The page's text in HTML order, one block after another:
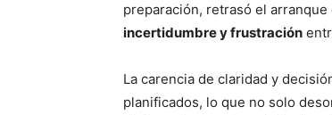
preparación, retrasó el
incertidumbre y frustración
La carencia de claridad y
planificados, lo que no solo